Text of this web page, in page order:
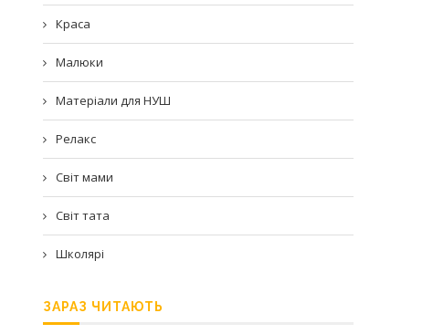
Краса
Малюки
Матеріали для НУШ
Релакс
Світ мами
Світ тата
Школярі
ЗАРАЗ ЧИТАЮТЬ